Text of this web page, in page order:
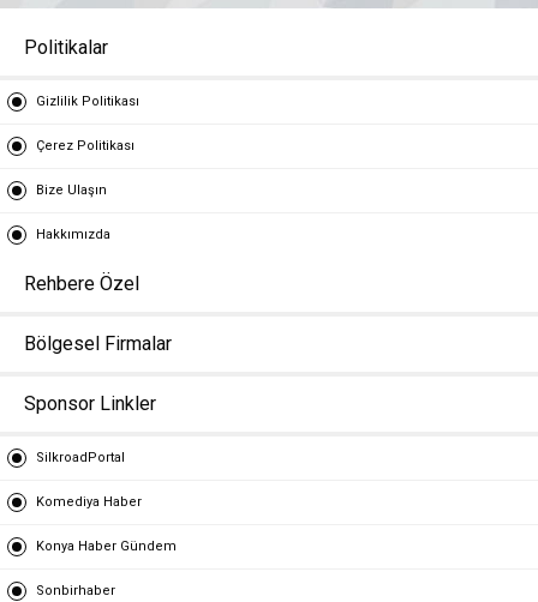
Politikalar
Gizlilik Politikası
Çerez Politikası
Bize Ulaşın
Hakkımızda
Rehbere Özel
Bölgesel Firmalar
Sponsor Linkler
SilkroadPortal
Komediya Haber
Konya Haber Gündem
Sonbirhaber